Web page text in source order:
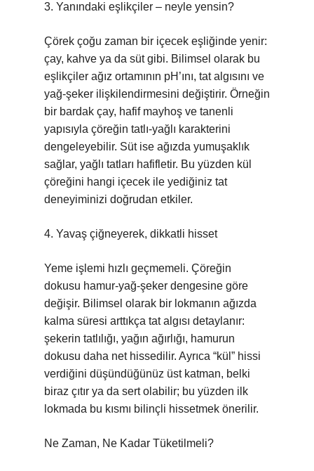
3. Yanındaki eşlikçiler – neyle yensin?
Çörek çoğu zaman bir içecek eşliğinde yenir:
çay, kahve ya da süt gibi. Bilimsel olarak bu
eşlikçiler ağız ortamının pH’ını, tat algısını ve
yağ‑şeker ilişkilendirmesini değiştirir. Örneğin
bir bardak çay, hafif mayhoş ve tanenli
yapısıyla çöreğin tatlı‑yağlı karakterini
dengeleyebilir. Süt ise ağızda yumuşaklık
sağlar, yağlı tatları hafifletir. Bu yüzden kül
çöreğini hangi içecek ile yediğiniz tat
deneyiminizi doğrudan etkiler.
4. Yavaş çiğneyerek, dikkatli hisset
Yeme işlemi hızlı geçmemeli. Çöreğin
dokusu hamur‑yağ‑şeker dengesine göre
değişir. Bilimsel olarak bir lokmanın ağızda
kalma süresi arttıkça tat algısı detaylanır:
şekerin tatlılığı, yağın ağırlığı, hamurun
dokusu daha net hissedilir. Ayrıca “kül” hissi
verdiğini düşündüğünüz üst katman, belki
biraz çıtır ya da sert olabilir; bu yüzden ilk
lokmada bu kısmı bilinçli hissetmek önerilir.
Ne Zaman, Ne Kadar Tüketilmeli?